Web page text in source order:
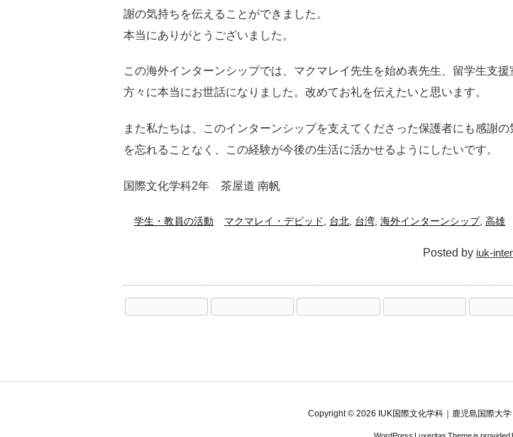
謝の気持ちを伝えることができました。
本当にありがとうございました。
この海外インターンシップでは、マクマレイ先生を始め表先生、留学生支援
方々に本当にお世話になりました。改めてお礼を伝えたいと思います。
また私たちは、このインターンシップを支えてくださった保護者にも感謝の
を忘れることなく、この経験が今後の生活に活かせるようにしたいです。
国際文化学科2年 茶屋道 南帆
学生・教員の活動 マクマレイ・デビッド 台北 台湾 海外インターンシップ, 高雄
Posted by iuk-
Copyright © 2026 IUK国際文化学科｜鹿児島国際大